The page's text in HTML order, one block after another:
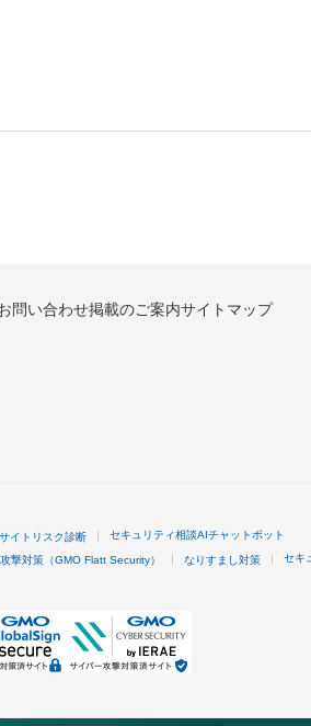
問い合わせ掲載のご案内サイトマップ
イトリスク診断 セキュリティ相談AIチャットボット
撃対策（GMO Flatt Security） なりすまし対策 セキ